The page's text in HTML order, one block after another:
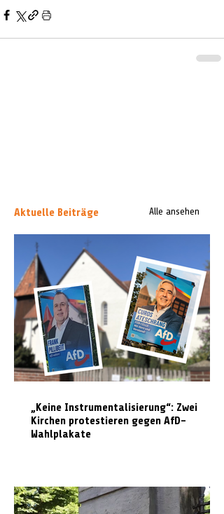
Aktuelle Beiträge Alle ansehen
„Keine Instrumentalisierung“: Zwei
Kirchen protestieren gegen AfD-
Wahlplakate